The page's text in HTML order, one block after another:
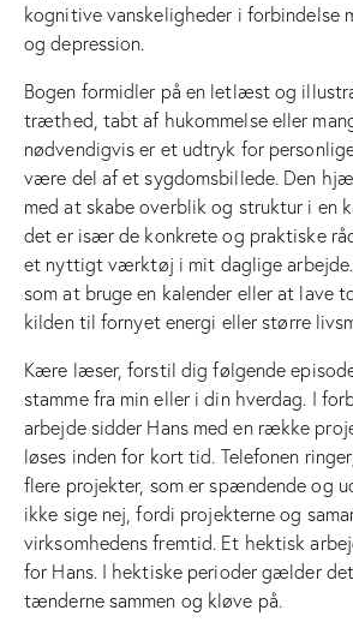
kognitive vanskeligheder i forbindelse
og depression.
Bogen formidler på en letlæst og
træthed, tabt af hukommelse eller
nødvendigvis er et udtryk for
være del af et sygdomsbillede. Den
med at skabe overblik og struktur i en
det er især de konkrete og praktiske
et nyttigt værktøj i mit daglige
som at bruge en kalender eller at lave
kilden til fornyet energi eller større
Kære læser, forstil dig følgende
stamme fra min eller i din hverdag. I
arbejde sidder Hans med en række
løses inden for kort tid. Telefonen
flere projekter, som er spændende og
ikke sige nej, fordi projekterne og
virksomhedens fremtid. Et hektisk
for Hans. I hektiske perioder gælder
tænderne sammen og kløve på.